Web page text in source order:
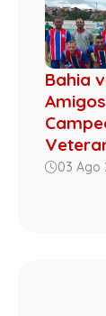
Bahia
03 Ago